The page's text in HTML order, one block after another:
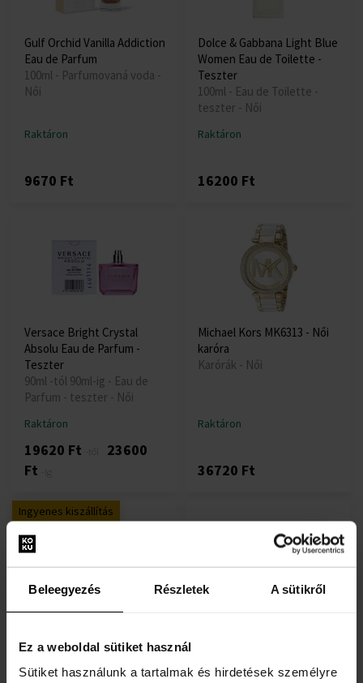
Beleegyezés Részletek A sütikről
Ez a weboldal sütiket használ
Sütiket használunk a tartalmak és hirdetések személyre
Gulf Orchid Vanilla Addiction
Eau de Parfum
100ml - Parfumovaná voda -
Női
Raktáron
9670 Ft
Dolce & Gabbana Light Blue
Women Eau de Toilette -
Teszter
100ml - Eau de Toilette -
teszter - Női
Raktáron
16200 Ft
Versace Bright Crystal
Absolu Eau de Parfum -
Teszter
90ml -tól 90ml-ig - Eau de
Parfum - teszter - Női
Raktáron
19620 Ft
23600
Ft
Michael Kors MK6313 - Női
karóra
Karórák - Női
Raktáron
36720 Ft
Ingyenes kiszállítás
Karórák - Női
teszter - Női